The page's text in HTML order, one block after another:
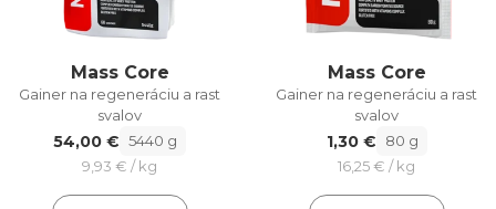
Mass Core
Gainer na regeneráciu a rast
svalov
54,00 € 5440 g
9,93 € / kg
Mass Core
Gainer na regeneráciu a rast
svalov
1,30 €
80 g
16,25 € / kg